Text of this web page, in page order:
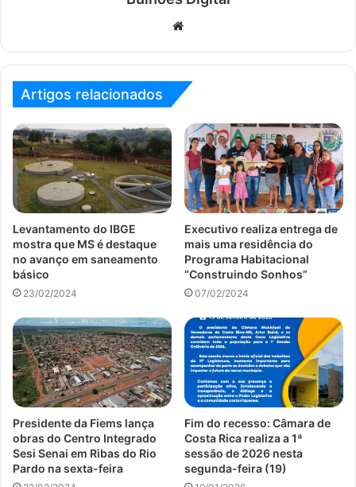
Website
Artigos relacionados
Levantamento do IBGE
mostra que MS é destaque
no avanço em saneamento
básico
23/02/2024
Executivo realiza entrega de
mais uma residência do
Programa Habitacional
“Construindo Sonhos”
07/02/2024
Presidente da Fiems lança
obras do Centro Integrado
Sesi Senai em Ribas do Rio
Pardo na sexta-feira
Fim do recesso: Câmara de
Costa Rica realiza a 1ª
sessão de 2026 nesta
segunda-feira (19)